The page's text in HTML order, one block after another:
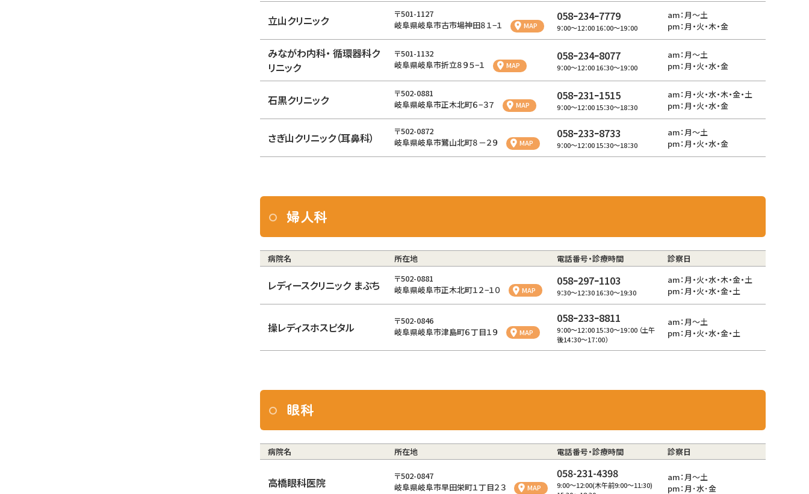
立山クリニック
〒501-1127
岐阜県岐阜市古市場神田８１−１
MAP
058ｰ234ｰ7779
9：00～12：00 16：00～19：00
am：月～土
pm：月・火・木・金
みながわ内科・ 循環器科ク
リニック
〒501-1132
岐阜県岐阜市折立８９５−１
MAP
058ｰ234ｰ8077
9：00～12：00 16：30～19：00
am：月～土
pm：月・火・水・金
石黒クリニック
〒502-0881
岐阜県岐阜市正木北町６−３７
MAP
058ｰ231ｰ1515
9：00～12：00 15：30～18：30
am：月・火・水・木・金・土
pm：月・火・水・金
さぎ山クリニック（耳鼻科）
〒502-0872
岐阜県岐阜市鷺山北町８－２９
MAP
058ｰ233ｰ8733
9：00～12：00 15：30～18：30
am：月～土
pm：月・火・水・金
婦人科
病院名 所在地 電話番号・診療時間 診察日
レディースクリニック まぶち
〒502-0881
岐阜県岐阜市正木北町１２−１０
MAP
058ｰ297ｰ1103
9：30～12：30 16：30～19:30
am：月・火・水・木・金・土
pm：月・火・水・金・土
操レディスホスピタル
〒502-0846
岐阜県岐阜市津島町６丁目１９
MAP
058ｰ233ｰ8811
9：00～12：00 15：30～19：00 （土午
後14：30～17：00）
am：月～土
pm：月・火・水・金・土
眼科
病院名 所在地 電話番号・診療時間 診察日
高橋眼科医院
〒502-0847
岐阜県岐阜市早田栄町１丁目２３
MAP
058-231-4398
9:00～12:00(木午前9:00～11:30)
am：月～土
pm：月･水･金